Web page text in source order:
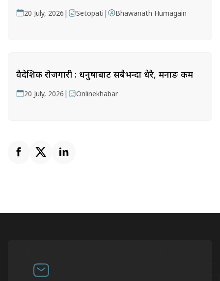
20 July, 2026 | Setopati | Bhawanath Humagain
वैदेशिक रोजगारी : धनुषाबाट सबैभन्दा धेरै, मनाङ कम
20 July, 2026 | Onlinekhabar